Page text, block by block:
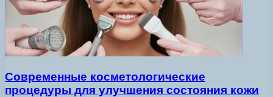
Современные косметологические
процедуры для улучшения состояния кожи